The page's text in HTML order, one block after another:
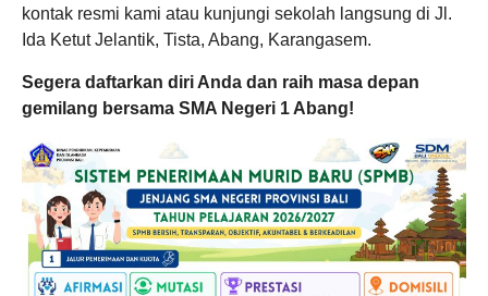
kontak resmi kami atau kunjungi sekolah langsung di Jl.
Ida Ketut Jelantik, Tista, Abang, Karangasem.
Segera daftarkan diri Anda dan raih masa depan
gemilang bersama SMA Negeri 1 Abang!